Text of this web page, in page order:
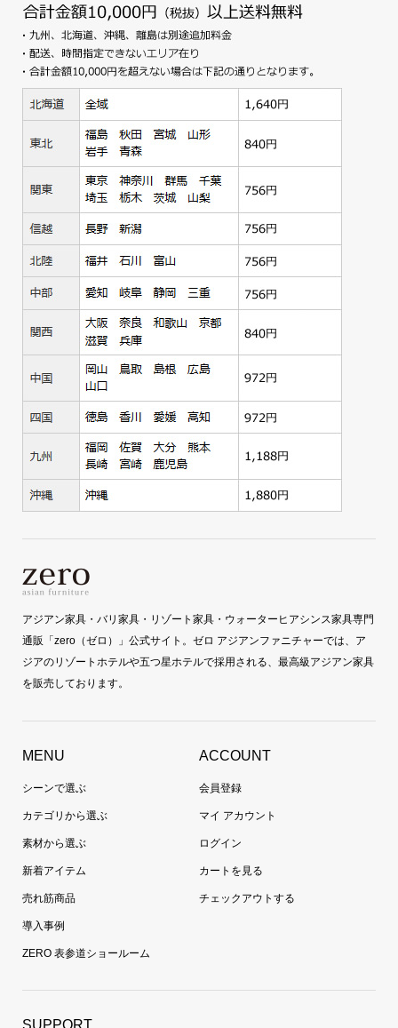
アジアン家具・バリ家具・リゾート家具・ウォーターヒアシンス家具専門
通販「zero（ゼロ）」公式サイト。ゼロ アジアンファニチャーでは、ア
ジアのリゾートホテルや五つ星ホテルで採用される、最高級アジアン家具
を販売しております。
MENU
シーンで選ぶ
カテゴリから選ぶ
素材から選ぶ
新着アイテム
売れ筋商品
導入事例
ZERO 表参道ショールーム
ACCOUNT
会員登録
マイ アカウント
ログイン
カートを見る
チェックアウトする
SUPPORT